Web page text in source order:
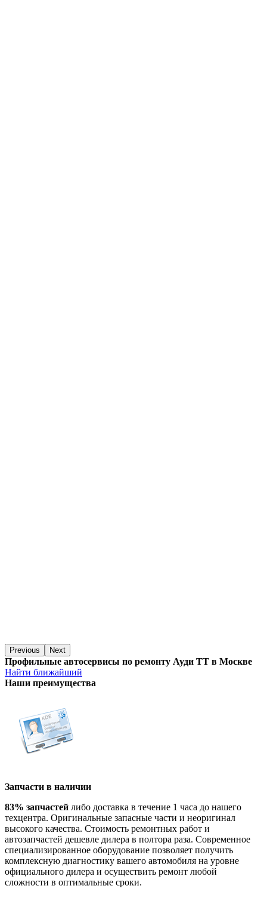
Previous Next
Профильные автосервисы по ремонту Ауди ТТ в Москве
Найти ближайший
Наши преимущества
Запчасти в наличии
83% запчастей либо доставка в течение 1 часа до нашего
техцентра. Оригинальные запасные части и неоригинал
высокого качества. Стоимость ремонтных работ и
автозапчастей дешевле дилера в полтора раза. Современное
специализированное оборудование позволяет получить
комплексную диагностику вашего автомобиля на уровне
официального дилера и осуществить ремонт любой
сложности в оптимальные сроки.